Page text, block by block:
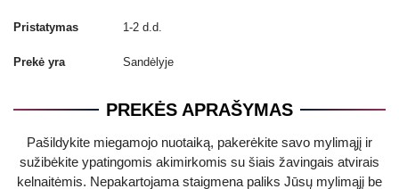
Pristatymas 1-2 d.d.
Prekė yra Sandėlyje
PREKĖS APRAŠYMAS
Pašildykite miegamojo nuotaiką, pakerėkite savo mylimąjį ir
sužibėkite ypatingomis akimirkomis su šiais žavingais atvirais
kelnaitėmis. Nepakartojama staigmena paliks Jūsų mylimąjį be